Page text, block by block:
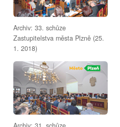
Archiv: 33. schůze
Zastupitelstva města Plzně (25.
1. 2018)